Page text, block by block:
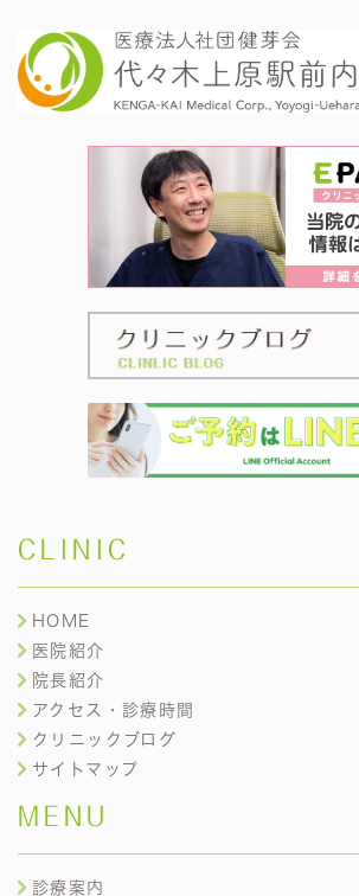
CLINIC
HOME
医院紹介
院長紹介
アクセス・診療時間
クリニックブログ
サイトマップ
MENU
診療案内